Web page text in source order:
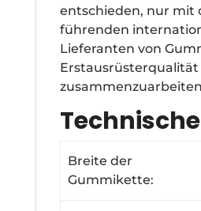
entschieden, nur mit
führenden
Lieferanten von
Erstausrüsterqualität
Breite der
Gummikette: